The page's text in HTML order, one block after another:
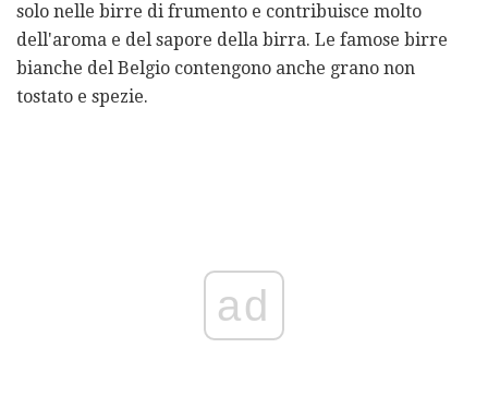
solo nelle birre di frumento e contribuisce molto
dell'aroma e del sapore della birra. Le famose birre
bianche del Belgio contengono anche grano non
tostato e spezie.
ad